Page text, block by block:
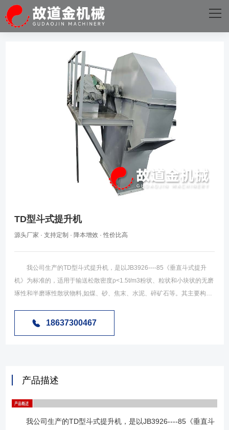
网站首页
D体育·电子（中国）官方网站
D体育·电子（中国）官方网站
TD型斗式提升机
源头厂家 · 支持定制 · 降本增效 · 性价比高
我公司生产的TD型斗式提升机，是以JB3926----85《垂直斗式提升
机》为标准的，适用于输送松散密度ρ<1.5t/m3粉状、粒状和小块状的无磨
琢性和半磨琢性散状物料,如煤、砂、焦末、水泥、碎矿石等。其主要构成
建材、矿山、粮油、食品、饲料、塑料、医药等行业. 该型号斗式提升
型斗式提升机采用橡胶带作为牵引构件，以掏取式来完成物料的装载。装
进料口被放入提升机底端后，以阻碍运行中带有畚斗（即料斗）的橡胶带
的方式，使畚斗装入物料向上运行；当载有物料的畚斗运行至顶端，以离
18637300467
产品描述
我公司生产的TD型斗式提升机，是以JB3926----85《垂直斗